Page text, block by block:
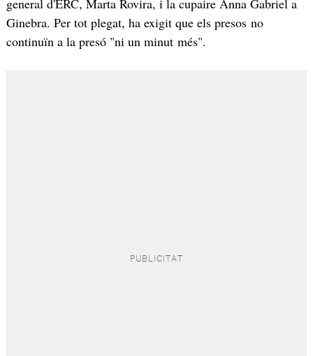
general d'ERC, Marta Rovira, i la cupaire Anna Gabriel a
Ginebra. Per tot plegat, ha exigit que els presos no
continuïn a la presó "ni un minut més".